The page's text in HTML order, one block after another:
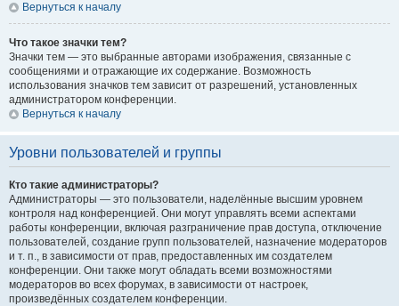
Вернуться к началу
Что такое значки тем?
Значки тем — это выбранные авторами изображения, связанные с
сообщениями и отражающие их содержание. Возможность
использования значков тем зависит от разрешений, установленных
администратором конференции.
Вернуться к началу
Уровни пользователей и группы
Кто такие администраторы?
Администраторы — это пользователи, наделённые высшим уровнем
контроля над конференцией. Они могут управлять всеми аспектами
работы конференции, включая разграничение прав доступа, отключение
пользователей, создание групп пользователей, назначение модераторов
и т. п., в зависимости от прав, предоставленных им создателем
конференции. Они также могут обладать всеми возможностями
модераторов во всех форумах, в зависимости от настроек,
произведённых создателем конференции.